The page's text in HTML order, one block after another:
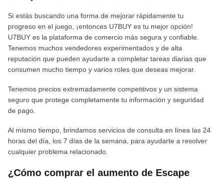
Si estás buscando una forma de mejorar rápidamente tu
progreso en el juego, ¡entonces U7BUY es tu mejor opción!
U7BUY es la plataforma de comercio más segura y confiable.
Tenemos muchos vendedores experimentados y de alta
reputación que pueden ayudarte a completar tareas diarias que
consumen mucho tiempo y varios roles que deseas mejorar.
Tenemos precios extremadamente competitivos y un sistema
seguro que protege completamente tu información y seguridad
de pago.
Al mismo tiempo, brindamos servicios de consulta en línea las 24
horas del día, los 7 días de la semana, para ayudarte a resolver
cualquier problema relacionado.
¿Cómo comprar el aumento de Escape